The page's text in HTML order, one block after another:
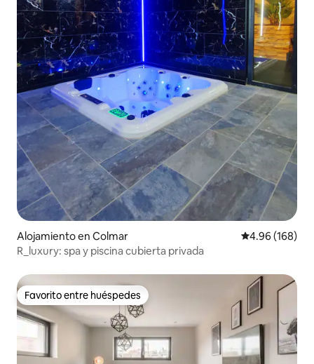
Alojamiento en Colmar Calificación
4.96 (168)
R_luxury: spa y piscina cubierta privada
Favorito entre huéspedes
Favorito entre huéspedes